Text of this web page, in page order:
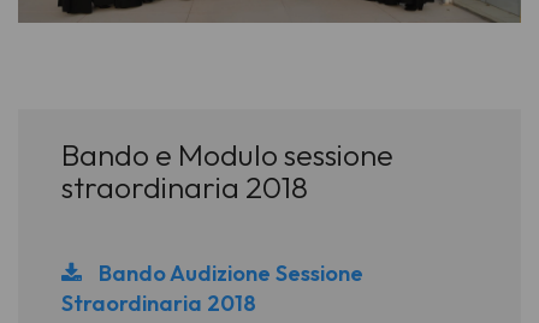
Bando e Modulo sessione
straordinaria 2018
Bando Audizione Sessione
Straordinaria 2018